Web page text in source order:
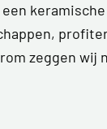
zeggen